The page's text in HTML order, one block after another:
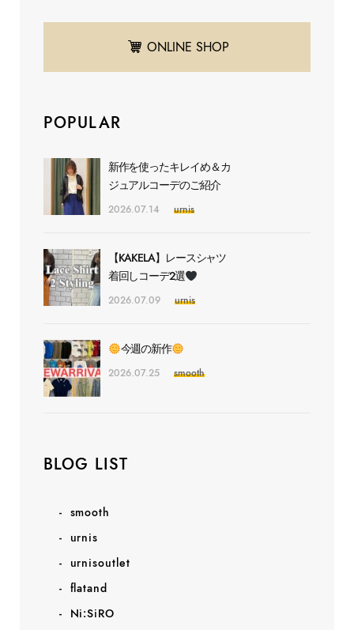
ONLINE SHOP
POPULAR
新作を使ったキレイめ＆カ
ジュアルコーデのご紹介
2026.07.14 urnis
【KAKELA】レースシャツ
着回しコーデ2選
2026.07.09 urnis
今週の新作
2026.07.25 smooth
BLOG LIST
smooth
urnis
urnisoutlet
flatand
Ni:SiRO